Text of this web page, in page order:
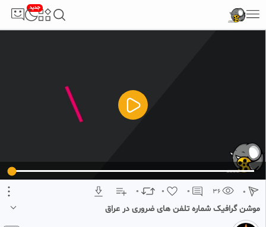
جدید
5
تبلیغ 1 از 2
0 0 0 36 0
موشن گرافیک شماره تلفن های ضروری در عراق